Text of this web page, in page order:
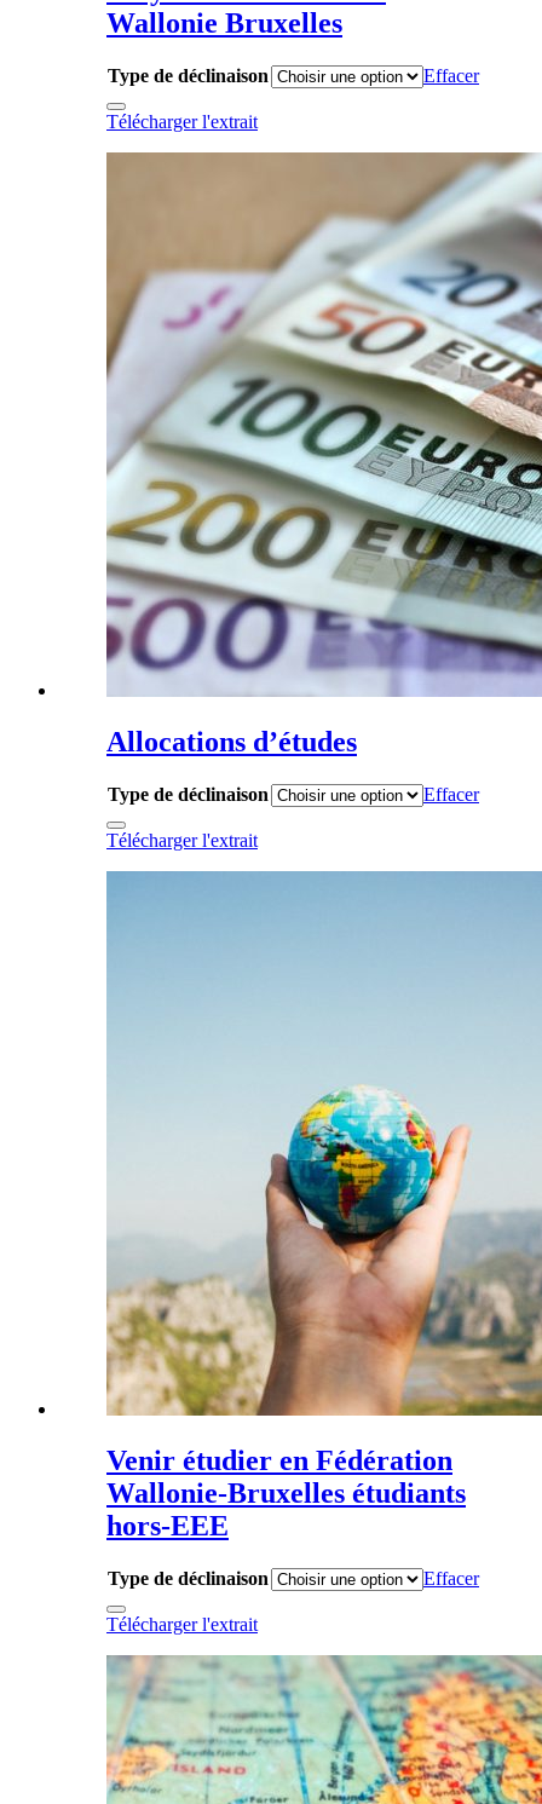
Wallonie Bruxelles
Type de déclinaison Effacer
Télécharger l'extrait
Allocations d’études
Type de déclinaison Effacer
Télécharger l'extrait
Venir étudier en Fédération
Wallonie-Bruxelles étudiants
hors-EEE
Type de déclinaison Effacer
Télécharger l'extrait